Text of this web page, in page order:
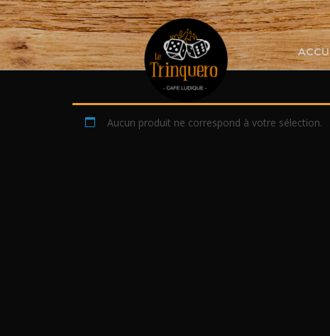
Skip
to
content
Aucun produit ne correspond à votre sélection.